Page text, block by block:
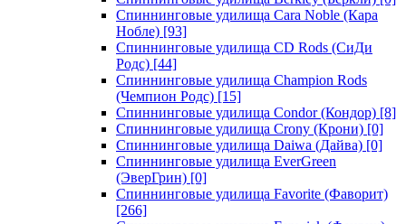
Спиннинговые удилища Cara Noble (Кара
Нобле) [93]
Спиннинговые удилища CD Rods (СиДи
Родс) [44]
Спиннинговые удилища Champion Rods
(Чемпион Родс) [15]
Спиннинговые удилища Condor (Кондор) [8]
Спиннинговые удилища Crony (Крони) [0]
Спиннинговые удилища Daiwa (Дайва) [0]
Спиннинговые удилища EverGreen
(ЭверГрин) [0]
Спиннинговые удилища Favorite (Фаворит)
[266]